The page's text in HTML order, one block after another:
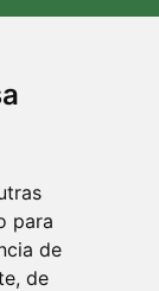
para
de
de
a 80 EUR
qualquer
Leia mais